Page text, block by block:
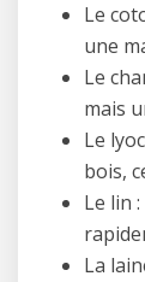
Le
une
Le
mais
Le
bois,
Le lin
La